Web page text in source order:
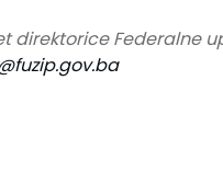
direktorice Federalne